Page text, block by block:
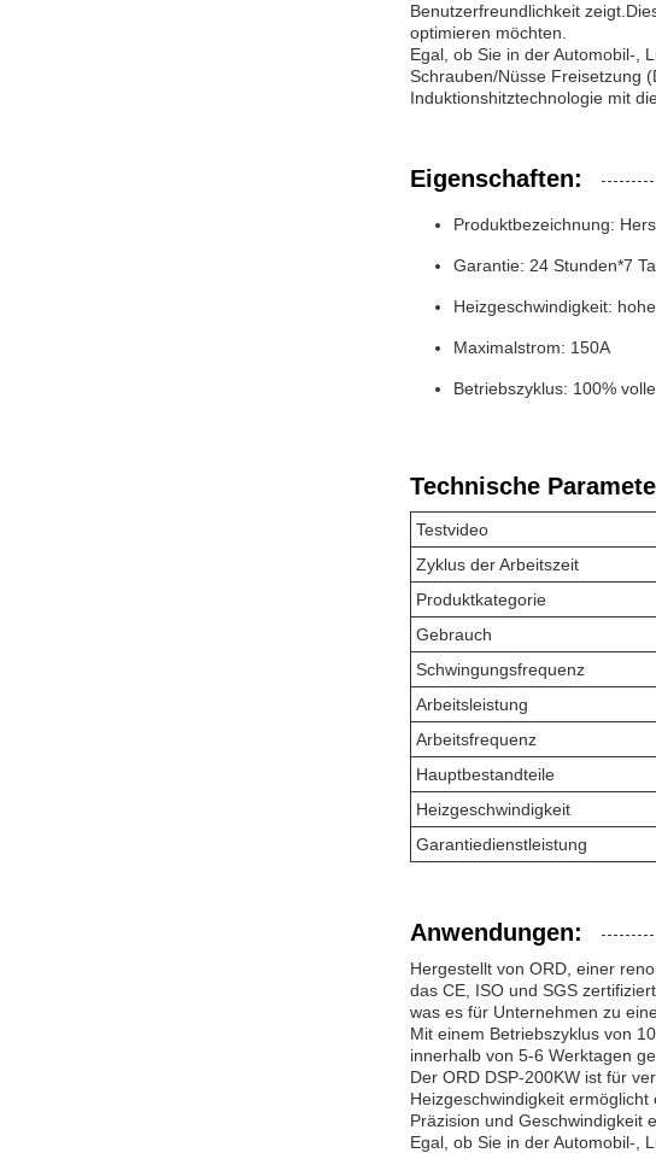
Benutzerfreundlichkeit
optimieren möchten.
Egal, ob Sie in der Automobil-,
Schrauben/Nüsse Freisetzung
Induktionshitztechnologie mit
Eigenschaften:
Produktbezeichnung:
Garantie: 24 Stunden*7
Heizgeschwindigkeit:
Maximalstrom: 150A
Betriebszyklus: 100%
Technische
Testvideo
Zyklus der Arbeitszeit
Produktkategorie
Gebrauch
Schwingungsfrequenz
Arbeitsleistung
Arbeitsfrequenz
Hauptbestandteile
Heizgeschwindigkeit
Garantiedienstleistung
Anwendungen:
Hergestellt von ORD, einer
das CE, ISO und SGS
was es für Unternehmen zu
Mit einem Betriebszyklus von
innerhalb von 5-6 Werktagen
Der ORD DSP-200KW ist für
Heizgeschwindigkeit
Präzision und Geschwindigkeit
Egal, ob Sie in der Automobil-,